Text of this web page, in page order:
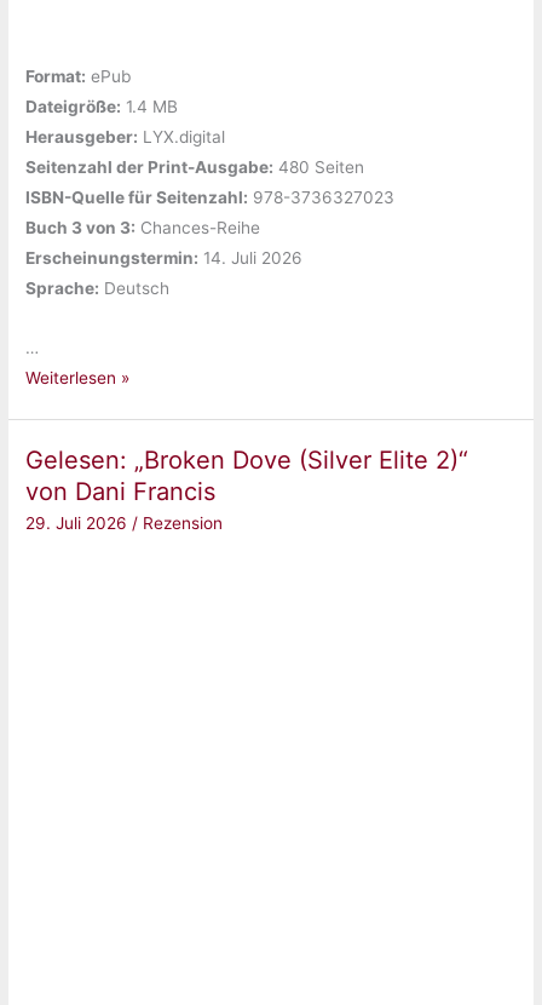
Format: ePub
Dateigröße: ‎1.4 MB
Herausgeber: ‎LYX.digital
Seitenzahl der Print-Ausgabe: ‎480 Seiten
ISBN-Quelle für Seitenzahl: ‎978-3736327023
Buch 3 von 3: ‎Chances-Reihe
Erscheinungstermin: ‎14. Juli 2026
Sprache: ‎Deutsch
…
Gelesen:
Schweigen
vor
der
Weiterlesen »
Gelesen: „Broken Dove (Silver Elite 2)“
von Dani Francis
29. Juli 2026/ Rezension